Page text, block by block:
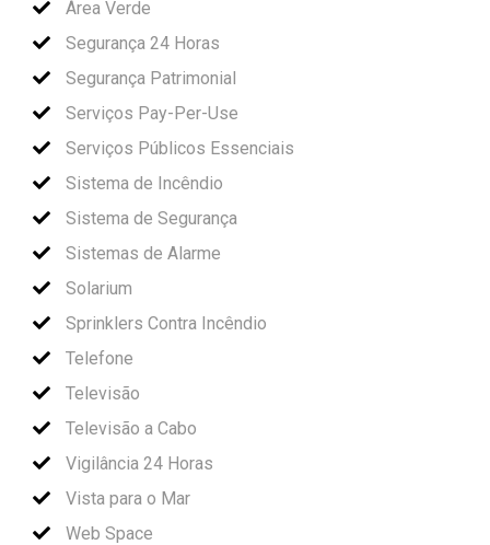
Área Verde
Segurança 24 Horas
Segurança Patrimonial
Serviços Pay-Per-Use
Serviços Públicos Essenciais
Sistema de Incêndio
Sistema de Segurança
Sistemas de Alarme
Solarium
Sprinklers Contra Incêndio
Telefone
Televisão
Televisão a Cabo
Vigilância 24 Horas
Vista para o Mar
Web Space